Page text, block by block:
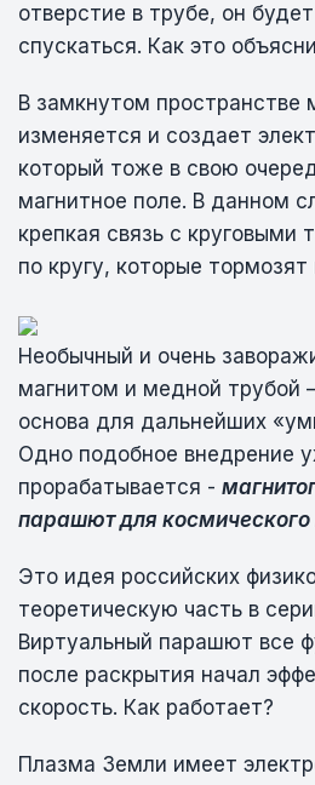
отверстие в трубе, он
спускаться. Как это
В замкнутом пространстве
изменяется и создает
который тоже в свою
магнитное поле. В данном
крепкая связь с круговыми
по кругу, которые тормозят
Необычный и очень
магнитом и медной трубой
основа для дальнейших
Одно подобное внедрение
прорабатывается -
парашют для космического
Это идея российских
теоретическую часть в
Виртуальный парашют все
после раскрытия начал
скорость. Как работает?
Плазма Земли имеет